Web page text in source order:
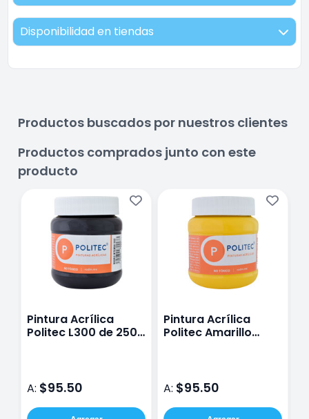
Disponibilidad en tiendas
Productos buscados por nuestros clientes
Productos comprados junto con este
producto
Pintura Acrílica
Politec L300 de 250
A: $95.50
Pintura Acrílica
Politec Amarillo
A: $95.50